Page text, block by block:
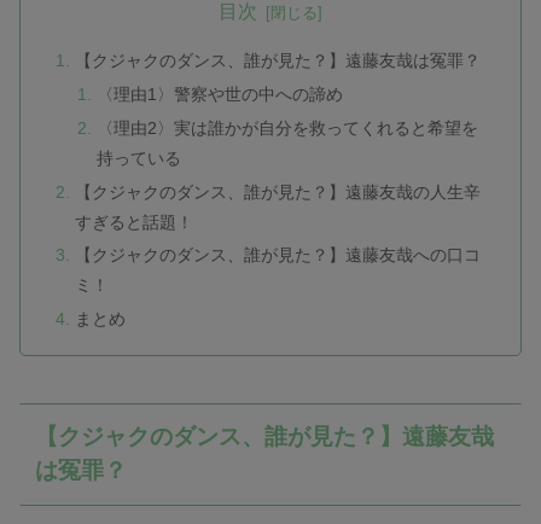
目次
【クジャクのダンス、誰が見た？】遠藤友哉は冤罪？
〈理由1〉警察や世の中への諦め
〈理由2〉実は誰かが自分を救ってくれると希望を
持っている
【クジャクのダンス、誰が見た？】遠藤友哉の人生辛
すぎると話題！
【クジャクのダンス、誰が見た？】遠藤友哉への口コ
ミ！
まとめ
【クジャクのダンス、誰が見た？】遠藤友哉
は冤罪？